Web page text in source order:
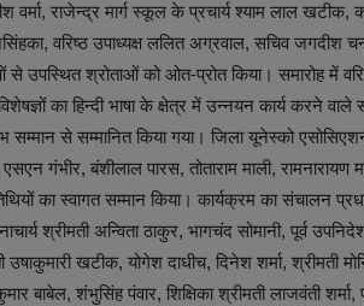
राजेन्द्र मार्ग स्कूल के प्रचार्य श्याम लाल खटीक,
वरिष्ठ उपाध्यक्ष ललित अग्रवाल, सचिव जगदीश
से उपस्थित श्रोताओं को ओत-प्रोत किया। समारोह में
का हिन्दी भाषा के क्षेत्र में उन्नयन कार्य करने
सम्मान से सम्मानित किया गया। जिला यूनेस्को
गंभीर, बंशीलाल पारस, तोताराम माली, रामनारायण
का स्वागत सम्मान किया। कार्यक्रम का संचालन
श्रीमती अन्विता ठाकुर, भागचंद सोमानी, पूर्व
खटीक, योगेश दाधीच, दिनेश शर्मा, श्रीमती
बाबेल, शंभुसिंह पंवार, शिक्षिका श्रीमती लाजवंती शर्मा,